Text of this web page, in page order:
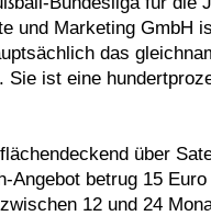
und Marketing GmbH
das
ist eine
über
betrug 15
12 und 24